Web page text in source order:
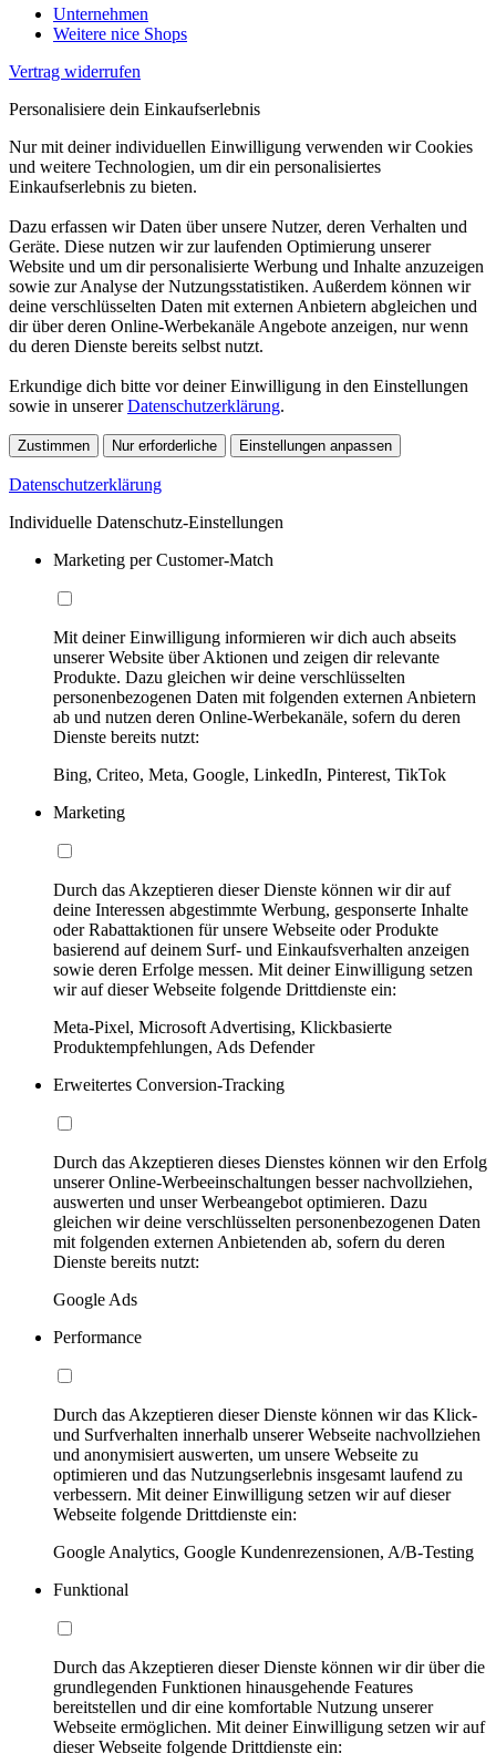
Unternehmen
Weitere nice Shops
Vertrag widerrufen
Personalisiere dein Einkaufserlebnis
Nur mit deiner individuellen Einwilligung verwenden wir Cookies
und weitere Technologien, um dir ein personalisiertes
Einkaufserlebnis zu bieten.
Dazu erfassen wir Daten über unsere Nutzer, deren Verhalten und
Geräte. Diese nutzen wir zur laufenden Optimierung unserer
Website und um dir personalisierte Werbung und Inhalte anzuzeigen
sowie zur Analyse der Nutzungsstatistiken. Außerdem können wir
deine verschlüsselten Daten mit externen Anbietern abgleichen und
dir über deren Online-Werbekanäle Angebote anzeigen, nur wenn
du deren Dienste bereits selbst nutzt.
Erkundige dich bitte vor deiner Einwilligung in den Einstellungen
sowie in unsererDatenschutzerklärung.
Zustimmen Nur erforderliche Einstellungen anpassen
Datenschutzerklärung
Individuelle Datenschutz-Einstellungen
Marketing per Customer-Match
Mit deiner Einwilligung informieren wir dich auch abseits
unserer Website über Aktionen und zeigen dir relevante
Produkte. Dazu gleichen wir deine verschlüsselten
personenbezogenen Daten mit folgenden externen Anbietern
ab und nutzen deren Online-Werbekanäle, sofern du deren
Dienste bereits nutzt:
Bing, Criteo, Meta, Google, LinkedIn, Pinterest, TikTok
Marketing
Durch das Akzeptieren dieser Dienste können wir dir auf
deine Interessen abgestimmte Werbung, gesponserte Inhalte
oder Rabattaktionen für unsere Webseite oder Produkte
basierend auf deinem Surf- und Einkaufsverhalten anzeigen
sowie deren Erfolge messen. Mit deiner Einwilligung setzen
wir auf dieser Webseite folgende Drittdienste ein:
Meta-Pixel, Microsoft Advertising, Klickbasierte
Produktempfehlungen, Ads Defender
Erweitertes Conversion-Tracking
Durch das Akzeptieren dieses Dienstes können wir den Erfolg
unserer Online-Werbeeinschaltungen besser nachvollziehen,
auswerten und unser Werbeangebot optimieren. Dazu
gleichen wir deine verschlüsselten personenbezogenen Daten
mit folgenden externen Anbietenden ab, sofern du deren
Dienste bereits nutzt:
Google Ads
Performance
Durch das Akzeptieren dieser Dienste können wir das Klick-
und Surfverhalten innerhalb unserer Webseite nachvollziehen
und anonymisiert auswerten, um unsere Webseite zu
optimieren und das Nutzungserlebnis insgesamt laufend zu
verbessern. Mit deiner Einwilligung setzen wir auf dieser
Webseite folgende Drittdienste ein:
Google Analytics, Google Kundenrezensionen, A/B-Testing
Funktional
Durch das Akzeptieren dieser Dienste können wir dir über die
grundlegenden Funktionen hinausgehende Features
bereitstellen und dir eine komfortable Nutzung unserer
Webseite ermöglichen. Mit deiner Einwilligung setzen wir auf
dieser Webseite folgende Drittdienste ein: